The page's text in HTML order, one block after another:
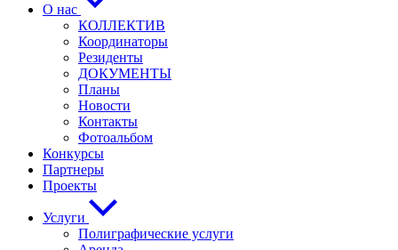
О нас
КОЛЛЕКТИВ
Координаторы
Резиденты
ДОКУМЕНТЫ
Планы
Новости
Контакты
Фотоальбом
Конкурсы
Партнеры
Проекты
Услуги
Полиграфические услуги